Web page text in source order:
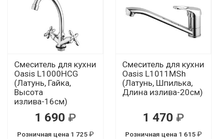
Смеситель для кухни
Oasis L1000HCG
(Латунь, Гайка,
Высота
излива-16см)
1 690
Розничная цена 1 725
Смеситель для кухни
Oasis L1011МSh
(Латунь, Шпилька,
Длина излива-20см)
1 470
Розничная цена 1 615